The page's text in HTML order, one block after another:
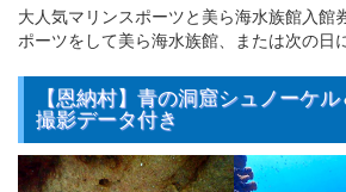
大人気マリンスポーツと美ら海水族館入館
ポーツをして美ら海水族館、または次の日
【恩納村】青の洞窟シュノーケ
撮影データ付き